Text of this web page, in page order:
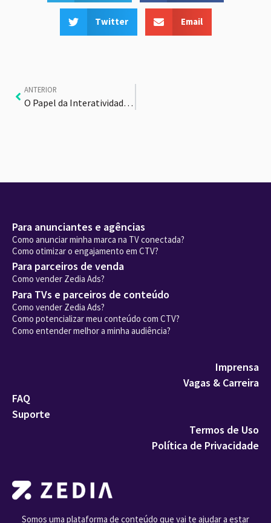
Twitter Email
ANTERIOR
O Papel da Interatividade na publicidade
Somos uma plataforma de conteúdo que vai te ajudar a estar
Para anunciantes e agências
Como anunciar minha marca na TV conectada?
Como otimizar o engajamento em CTV?
Para parceiros de venda
Como vender Zedia Ads?
Para TVs e parceiros de conteúdo
Como vender Zedia Ads?
Como potencializar meu conteúdo com CTV?
Como entender melhor a minha audiência?
Imprensa
Vagas & Carreira
FAQ
Suporte
Termos de Uso
Política de Privacidade